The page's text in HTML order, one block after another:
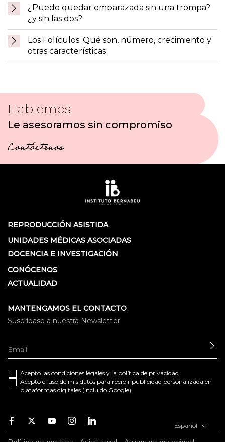
¿Puedo quedar embarazada sin una trompa?
¿y sin las dos?
Los Folículos: Qué son, número, crecimiento y
otras características
Hablemos
Le asesoramos sin compromiso
Contáctenos
REPRODUCCIÓN ASISTIDA
UNIDADES MÉDICAS ASOCIADAS
DOCENCIA E INVESTIGACIÓN
CONÓCENOS
ACTUALIDAD
MANTENGAMOS EL CONTACTO
Suscríbase a nuestra Newsletter
Acepto las condiciones legales y la política de privacidad
Acepto el uso de mis datos para recibir publicidad personalizada en
plataformas digitales (incluido Google)
Facebook
TwitterYoutubeInstagramYoutube Español